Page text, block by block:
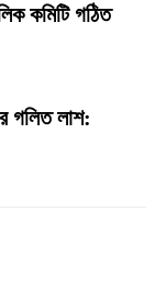
কমিটি গঠিত
গলিত লাশ: